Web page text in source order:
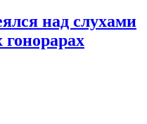
над слухами